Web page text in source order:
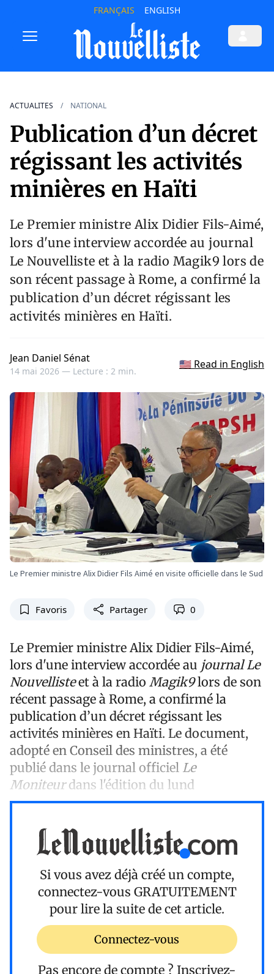
FRANÇAIS ENGLISH
ACTUALITES NATIONAL
Publication d’un décret
régissant les activités
minières en Haïti
Le Premier ministre Alix Didier Fils-Aimé,
lors d'une interview accordée au journal
Le Nouvelliste et à la radio Magik9 lors de
son récent passage à Rome, a confirmé la
publication d’un décret régissant les
activités minières en Haïti.
Jean Daniel Sénat
14 mai 2026 — Lecture : 2 min.
🇺🇸 Read in English
Le Premier ministre Alix Didier Fils Aimé en visite officielle dans le Sud
Favoris Partager 0
Le Premier ministre Alix Didier Fils-Aimé,
lors d'une interview accordée au journal Le
Nouvellisteet à la radio Magik9lors de son
récent passage à Rome, a confirmé la
publication d’un décret régissant les
activités minières en Haïti. Le document,
adopté en Conseil des ministres, a été
publié dans le journal officiel Le
Moniteurdans l'édition du lund
Si vous avez déjà créé un compte,
connectez-vous GRATUITEMENT
pour lire la suite de cet article.
Connectez-vous
Pas encore de compte ? Inscrivez-